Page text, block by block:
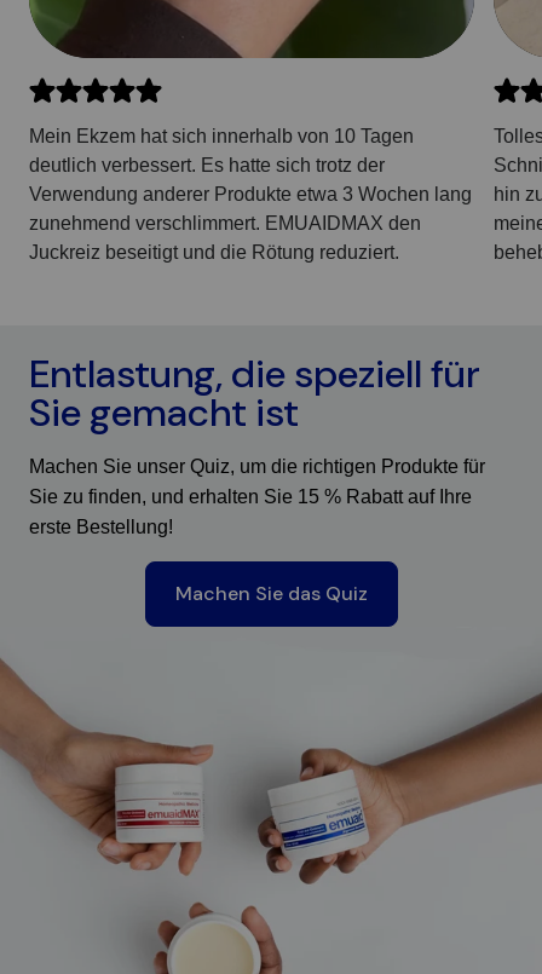
Mein Ekzem hat sich innerhalb von 10 Tagen
deutlich verbessert. Es hatte sich trotz der
Verwendung anderer Produkte etwa 3 Wochen lang
zunehmend verschlimmert. EMUAIDMAX den
Juckreiz beseitigt und die Rötung reduziert.
hin
Entlastung, die speziell für
Sie gemacht ist
Machen Sie unser Quiz, um die richtigen Produkte für
Sie zu finden, und erhalten Sie 15 % Rabatt auf Ihre
erste Bestellung!
Machen Sie das Quiz